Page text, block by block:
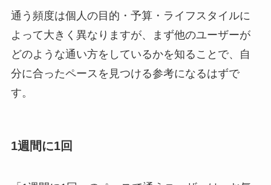
通う頻度は個人の目的・予算・ライフスタイルに
よって大きく異なりますが、まず他のユーザーが
どのような通い方をしているかを知ることで、自
分に合ったペースを見つける参考になるはずで
す。
1週間に1回